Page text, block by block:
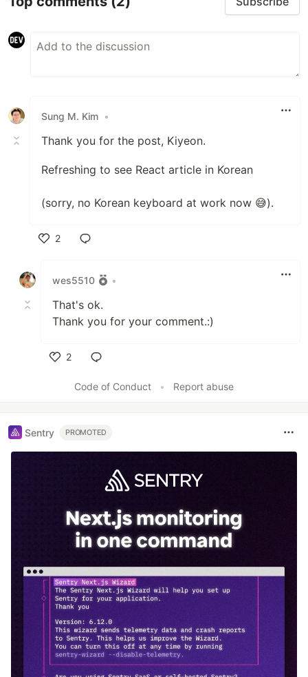
Sung M. Kim •
Thank you for the post, Kiyeon.
Refreshing to see React article in Korean
(sorry, no Korean keyboard at work now 😅).
2
wes5510
•
That's ok.
Thank you for your comment.:)
2
Code of Conduct
• Report abuse
Sentry PROMOTED